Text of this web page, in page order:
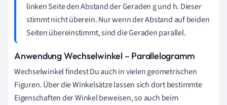
linken Seite den Abstand der Geraden g und h. Dieser
stimmt nicht überein. Nur wenn der Abstand auf beiden
Seiten übereinstimmt, sind die Geraden parallel.
Anwendung Wechselwinkel – Parallelogramm
Wechselwinkel findest Du auch in vielen geometrischen
Figuren. Über die Winkelsätze lassen sich dort bestimmte
Eigenschaften der Winkel beweisen, so auch beim